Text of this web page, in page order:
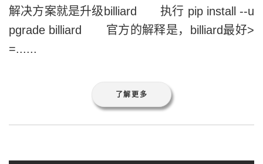
解决方案就是升级billiard 执行 pip install --u
pgrade billiard 官方的解释是，billiard最好>
=......
了解更多